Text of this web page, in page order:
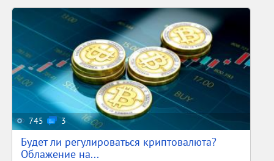
745 3
Будет ли регулироваться криптовалюта?
Облажение на...